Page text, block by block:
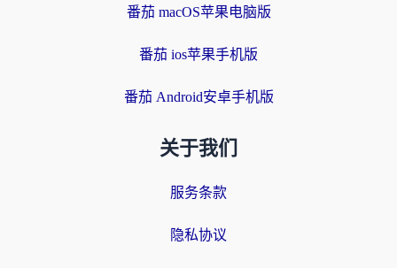
番茄 macOS苹果电脑版
番茄 ios苹果手机版
番茄 Android安卓手机版
关于我们
服务条款
隐私协议